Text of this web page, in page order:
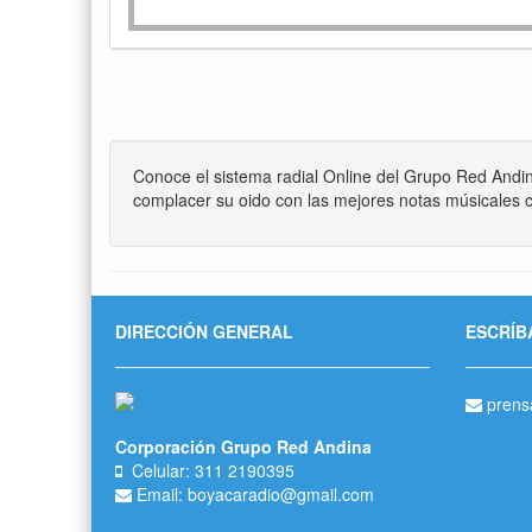
Conoce el sistema radial Online del Grupo Red
complacer su oido con las mejores notas músicales
DIRECCIÓN GENERAL
Corporación Grupo Red Andina
Celular: 311 2190395
Email: boyacaradio@gmail.com